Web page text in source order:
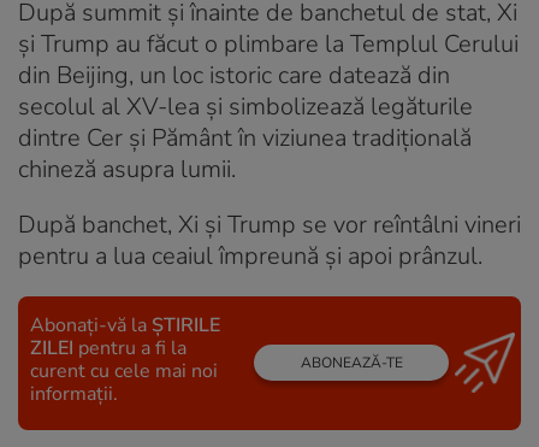
După summit și înainte de banchetul de stat, Xi
și Trump au făcut o plimbare la Templul Cerului
din Beijing, un loc istoric care datează din
secolul al XV-lea și simbolizează legăturile
dintre Cer și Pământ în viziunea tradițională
chineză asupra lumii.
După banchet, Xi și Trump se vor reîntâlni vineri
pentru a lua ceaiul împreună și apoi prânzul.
Abonați-vă la ȘTIRILE
ZILEI pentru a fi la
curent cu cele mai noi
informații.
ABONEAZĂ-TE